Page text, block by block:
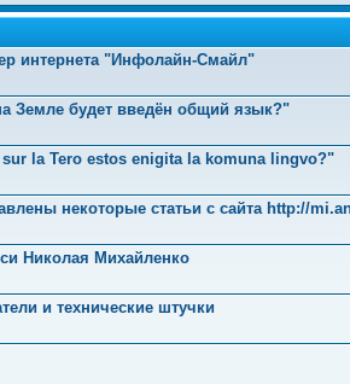
интернета "Инфолайн-Смайл"
Земле будет введён общий язык?"
la Tero estos enigita la komuna lingvo?"
некоторые статьи с сайта http://
Николая Михайленко
и технические штучки